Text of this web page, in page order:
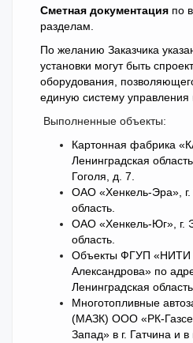
Сметная документация по
разделам.
По желанию Заказчика
установки могут быть
оборудования,
единую систему управления
Выполненные объекты:
Картонная фабрика
Ленинградская
Гоголя, д. 7.
ОАО «Хенкель-Эра», г.
область.
ОАО «Хенкель-Юг», г.
область.
Объекты ФГУП «НИТИ
Александрова» по
Ленинградская область.
Многотопливные
(МАЗК) ООО «РК-
Запад» в г. Гатчина и в